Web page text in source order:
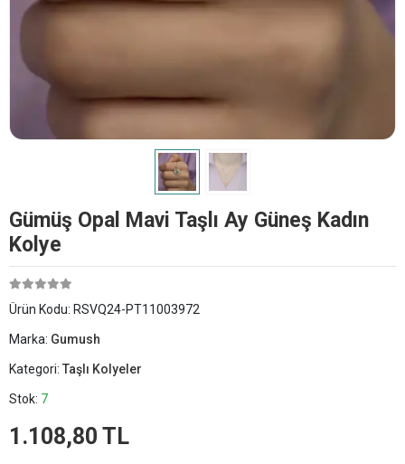
Gümüş Opal Mavi Taşlı Ay Güneş Kadın
Kolye
Ürün Kodu: RSVQ24-PT11003972
Marka: Gumush
Kategori: Taşlı Kolyeler
Stok: 7
1.108,80 TL